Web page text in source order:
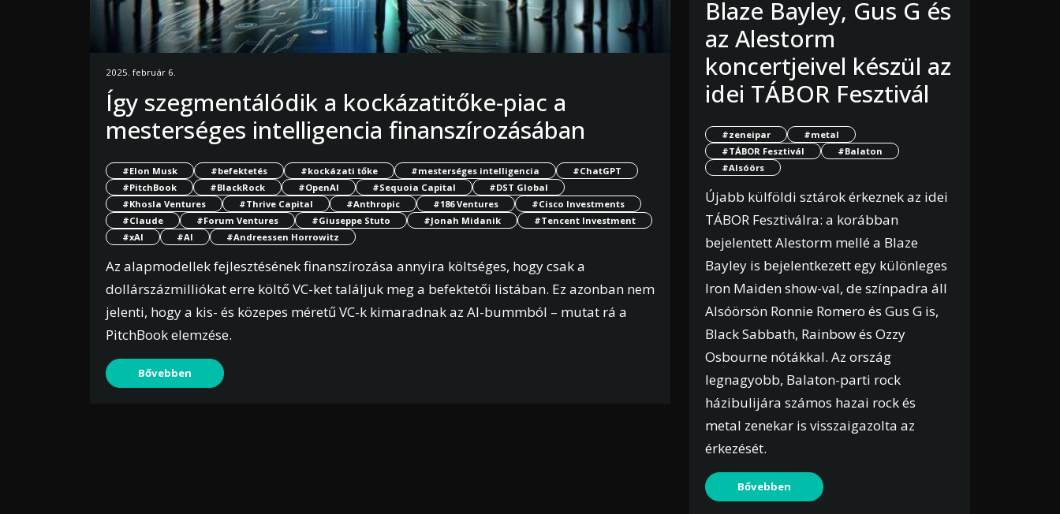
2025. február 6.
Így szegmentálódik a kockázatitőke-piac a
mesterséges intelligencia finanszírozásában
#Elon Musk #befektetés #kockázati tőke #mesterséges intelligencia
#ChatGPT
#PitchBook
#BlackRock #OpenAI #Sequoia Capital
#DST Global
#Khosla Ventures
#Thrive Capital #Anthropic #186 Ventures
#Cisco Investments
#Claude
#Forum Ventures #Giuseppe Stuto #Jonah Midanik
#Tencent Investment
#xAI
#AI #Andreessen Horrowitz
Az alapmodellek fejlesztésének finanszírozása annyira költséges, hogy csak a
dollárszázmilliókat erre költő VC-ket találjuk meg a befektetői listában. Ez azonban nem
jelenti, hogy a kis- és közepes méretű VC-k kimaradnak az AI-bummból – mutat rá a
PitchBook elemzése.
Bővebben
Blaze Bayley, Gus G és
az Alestorm
koncertjeivel készül az
idei TÁBOR Fesztivál
#zeneipar
#metal
#TÁBOR Fesztivál
#Balaton
#Alsóörs
Újabb külföldi sztárok érkeznek az idei
TÁBOR Fesztiválra: a korábban
bejelentett Alestorm mellé a Blaze
Bayley is bejelentkezett egy különleges
Iron Maiden show-val, de színpadra áll
Alsóörsön Ronnie Romero és Gus G is,
Black Sabbath, Rainbow és Ozzy
Osbourne nótákkal. Az ország
legnagyobb, Balaton-parti rock
házibulijára számos hazai rock és
metal zenekar is visszaigazolta az
érkezését.
Bővebben